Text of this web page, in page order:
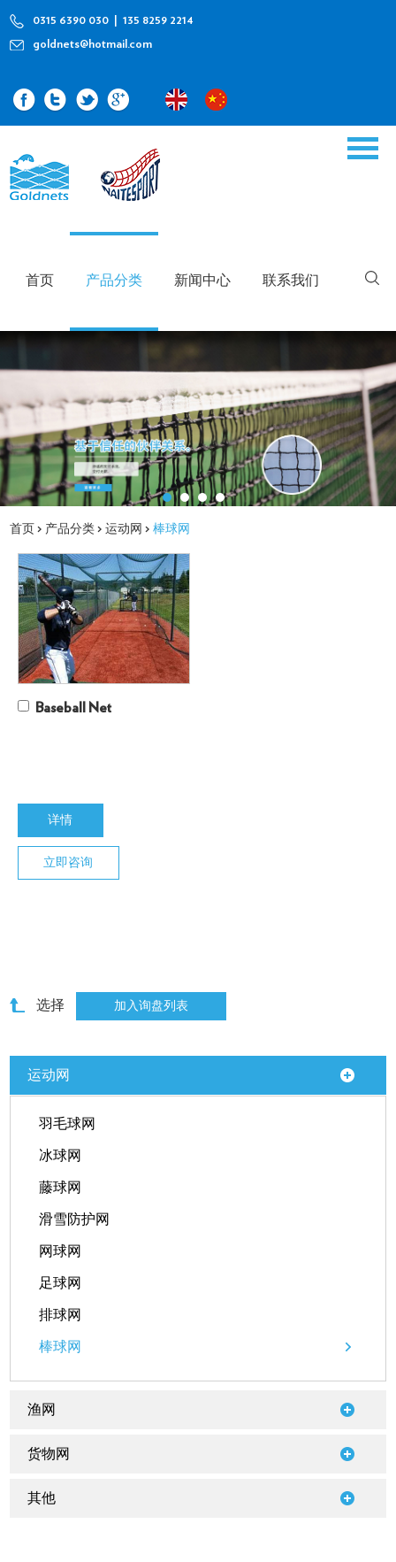
0315 6390 030 | 135 8259 2214
goldnets@hotmail.com
首页 产品分类 新闻中心 联系我们
首页 > 产品分类 >运动网 >棒球网
Baseball Net
详情
立即咨询
选择
运动网
羽毛球网
冰球网
藤球网
滑雪防护网
网球网
足球网
排球网
棒球网
渔网
货物网
其他